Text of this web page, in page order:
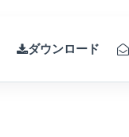
ダウンロード